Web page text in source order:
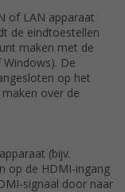
of LAN apparaat
de eindtoestellen
maken met de
Windows). De
op het
over de
(bijv.
op de HDMI-ingang
signaal door naar